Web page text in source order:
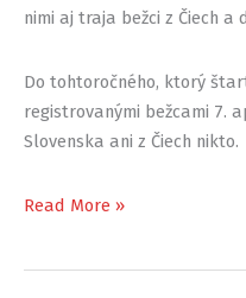
nimi aj traja bežci z Čiech a
Do tohtoročného, ktorý
registrovanými bežcami 7.
Slovenska ani z Čiech nikto.
Marathon
Read More »